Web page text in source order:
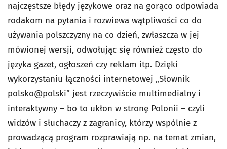
najczęstsze błędy językowe oraz na gorąco odpowiada
rodakom na pytania i rozwiewa wątpliwości co do
używania polszczyzny na co dzień, zwłaszcza w jej
mówionej wersji, odwołując się również często do
języka gazet, ogłoszeń czy reklam itp. Dzięki
wykorzystaniu łączności internetowej „Słownik
polsko@polski” jest rzeczywiście multimedialny i
interaktywny – bo to ukłon w stronę Polonii – czyli
widzów i słuchaczy z zagranicy, którzy wspólnie z
prowadzącą program rozprawiają np. na temat zmian,